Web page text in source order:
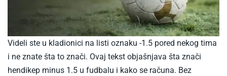
Videli ste u kladionici na listi oznaku -1.5 pored nekog tima
i ne znate šta to znači. Ovaj tekst objašnjava šta znači
hendikep minus 1.5 u fudbalu i kako se računa. Bez